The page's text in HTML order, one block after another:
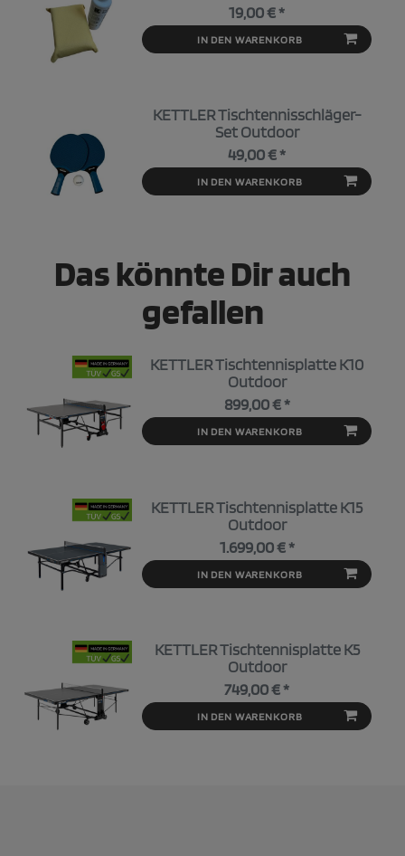
19,00 € *
IN DEN WARENKORB
KETTLER Tischtennisschläger-
Set Outdoor
49,00 € *
IN DEN WARENKORB
Das könnte Dir auch
gefallen
KETTLER Tischtennisplatte K10
Outdoor
899,00 € *
IN DEN WARENKORB
KETTLER Tischtennisplatte K15
Outdoor
1.699,00 € *
IN DEN WARENKORB
KETTLER Tischtennisplatte K5
Outdoor
749,00 € *
IN DEN WARENKORB